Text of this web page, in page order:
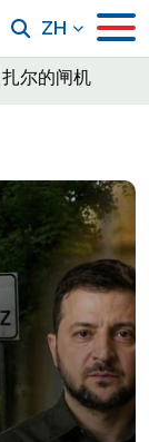
ZH
尔的闸机